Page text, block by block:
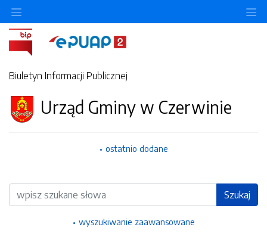
Biuletyn Informacji Publicznej
Urząd Gminy w Czerwinie
ostatnio dodane
Wyszukiwarka Szukaj
wyszukiwanie zaawansowane